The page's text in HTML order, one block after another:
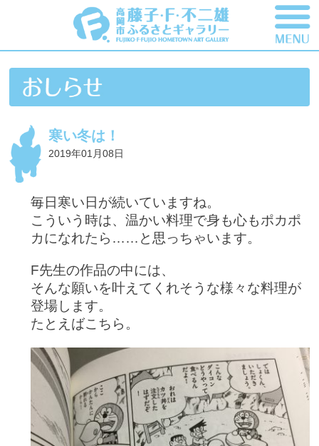
寒い冬は！
2019年01月08日
毎日寒い日が続いていますね。
こういう時は、温かい料理で身も心もポカポ
カになれたら……と思っちゃいます。
F先生の作品の中には、
そんな願いを叶えてくれそうな様々な料理が
登場します。
たとえばこちら。